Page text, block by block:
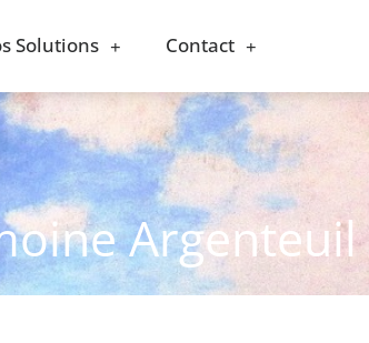
Solutions Contact
Argenteuil